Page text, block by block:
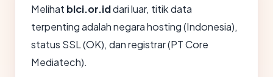
Melihat blci.or.iddari luar, titik data
terpenting adalah negara hosting (Indonesia),
status SSL (OK), dan registrar (PT Core
Mediatech).